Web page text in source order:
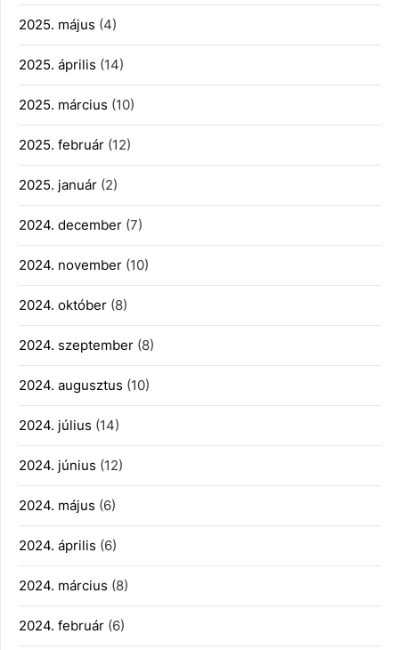
2025. május (4)
2025. április (14)
2025. március (10)
2025. február (12)
2025. január (2)
2024. december (7)
2024. november (10)
2024. október (8)
2024. szeptember (8)
2024. augusztus (10)
2024. július (14)
2024. június (12)
2024. május (6)
2024. április (6)
2024. március (8)
2024. február (6)